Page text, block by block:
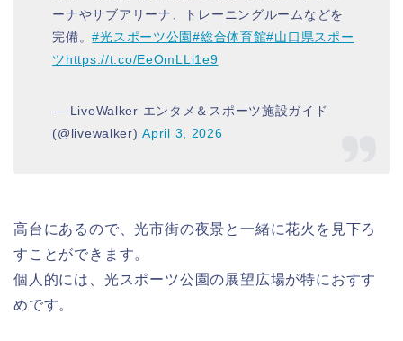
ーナやサブアリーナ、トレーニングルームなどを
完備。#光スポーツ公園#総合体育館#山口県スポー
ツhttps://t.co/EeOmLLi1e9
— LiveWalker エンタメ＆スポーツ施設ガイド
(@livewalker)April 3, 2026
高台にあるので、光市街の夜景と一緒に花火を見下ろ
すことができます。
個人的には、光スポーツ公園の展望広場が特におすす
めです。